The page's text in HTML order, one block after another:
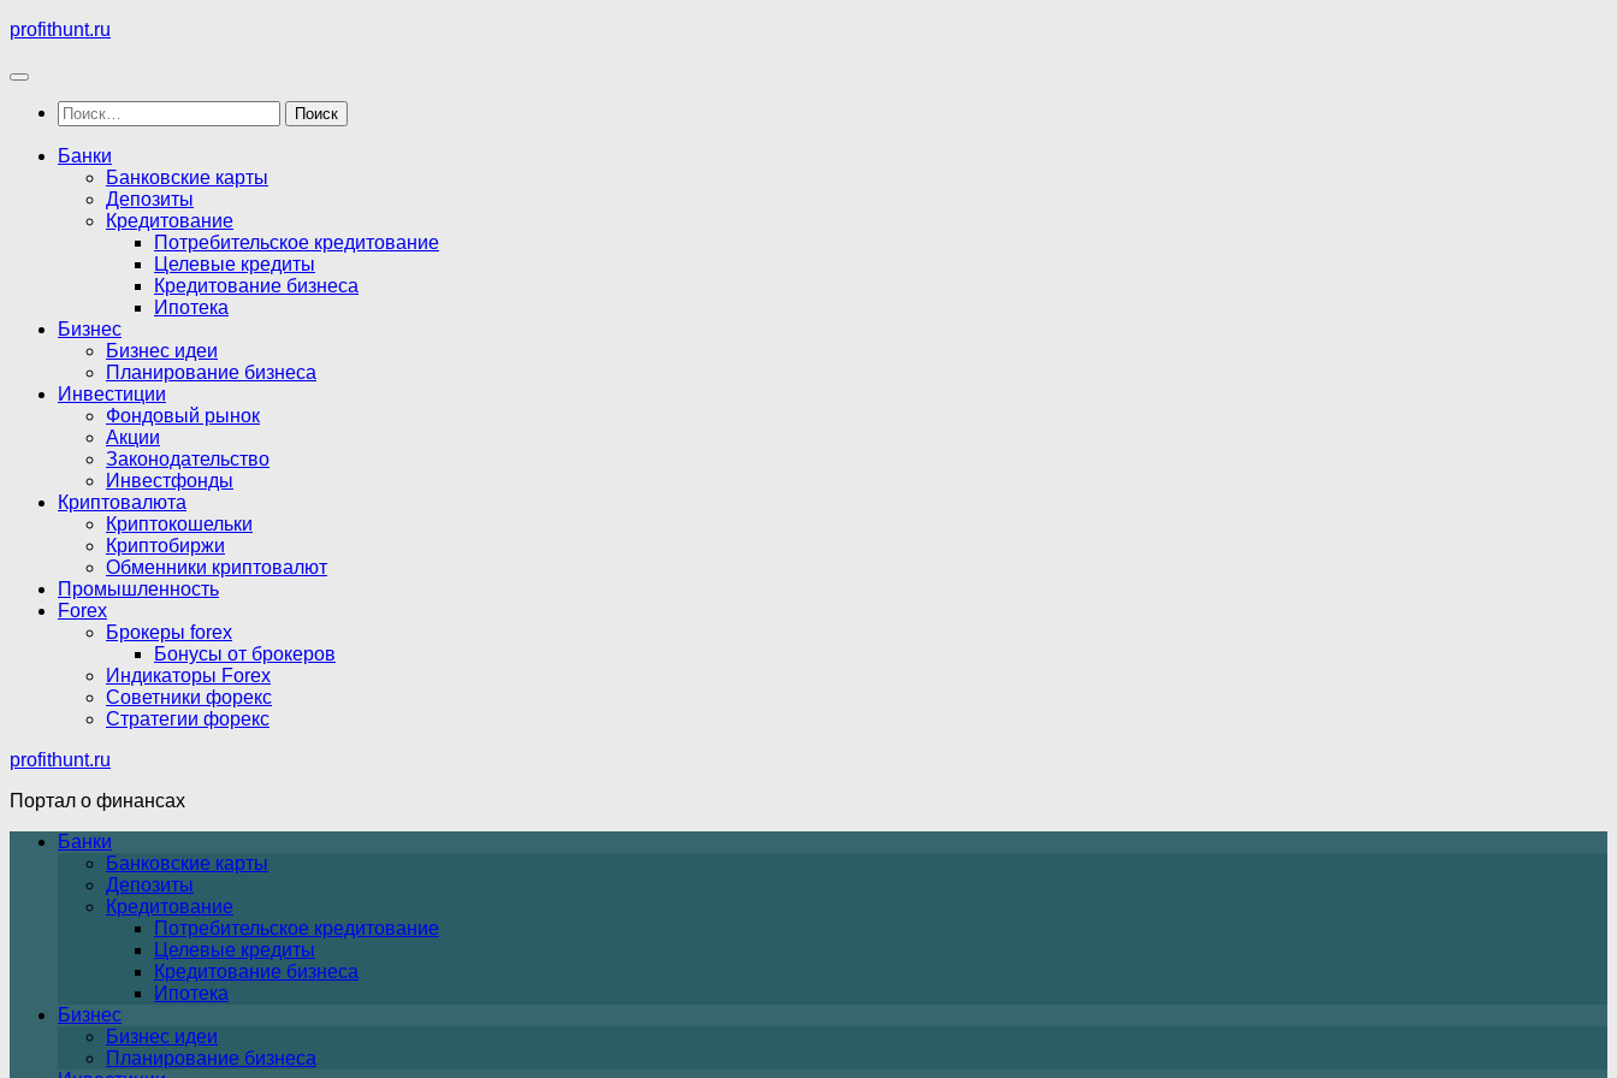
Перейти
содержимому
profithunt.ru
Найти:
Банки
Банковские карты
Депозиты
Кредитование
Потребительское кредитование
Целевые кредиты
Кредитование бизнеса
Ипотека
Бизнес
Бизнес идеи
Планирование бизнеса
Инвестиции
Фондовый рынок
Акции
Законодательство
Инвестфонды
Криптовалюта
Криптокошельки
Криптобиржи
Обменники криптовалют
Промышленность
Forex
Брокеры forex
Бонусы от брокеров
Индикаторы Forex
Советники форекс
Стратегии форекс
profithunt.ru
Портал о финансах
Банки
Банковские карты
Депозиты
Кредитование
Потребительское кредитование
Целевые кредиты
Кредитование бизнеса
Ипотека
Бизнес
Бизнес идеи
Планирование бизнеса